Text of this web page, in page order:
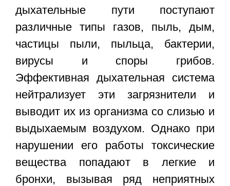
дыхательные пути поступают
различные типы газов, пыль, дым,
частицы пыли, пыльца, бактерии,
вирусы и споры грибов.
Эффективная дыхательная система
нейтрализует эти загрязнители и
выводит их из организма со слизью и
выдыхаемым воздухом. Однако при
нарушении его работы токсические
вещества попадают в легкие и
бронхи, вызывая ряд неприятных